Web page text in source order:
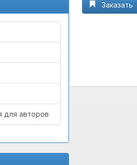
для авторов
Заказать